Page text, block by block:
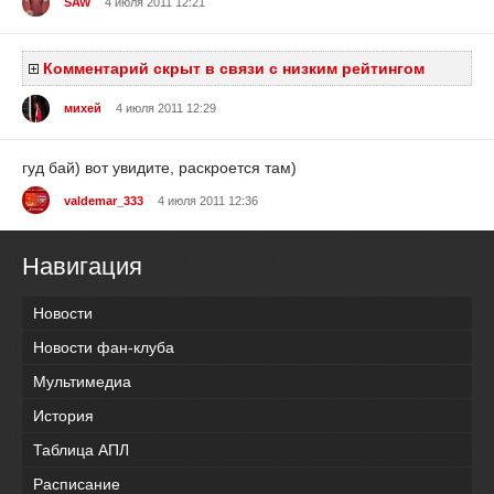
Комментарий скрыт в связи с низким рейтингом
михей 4 июля 2011 12:29
гуд бай) вот увидите, раскроется там)
valdemar_333 4 июля 2011 12:36
Навигация
Новости
Новости фан-клуба
Мультимедиа
История
Таблица АПЛ
Расписание